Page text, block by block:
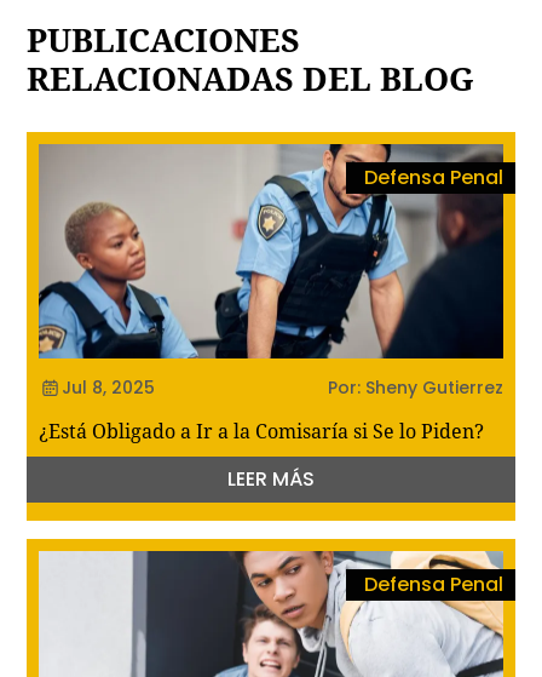
PUBLICACIONES
RELACIONADAS DEL BLOG
Defensa Penal
Jul 8, 2025 Por: Sheny Gutierrez
¿Está Obligado a Ir a la Comisaría si Se lo Piden?
LEER MÁS
Defensa Penal